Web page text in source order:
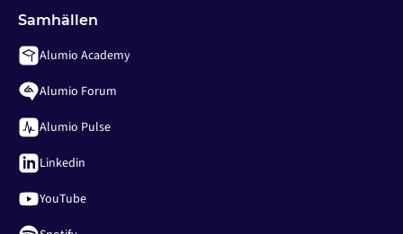
Samhällen
Alumio Academy
Alumio Forum
Alumio Pulse
Linkedin
YouTube